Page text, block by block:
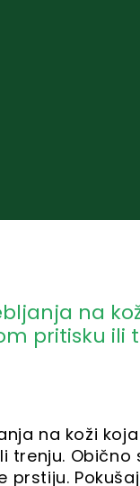
na
pritisku ili
na koži
trenju.
prstiju.